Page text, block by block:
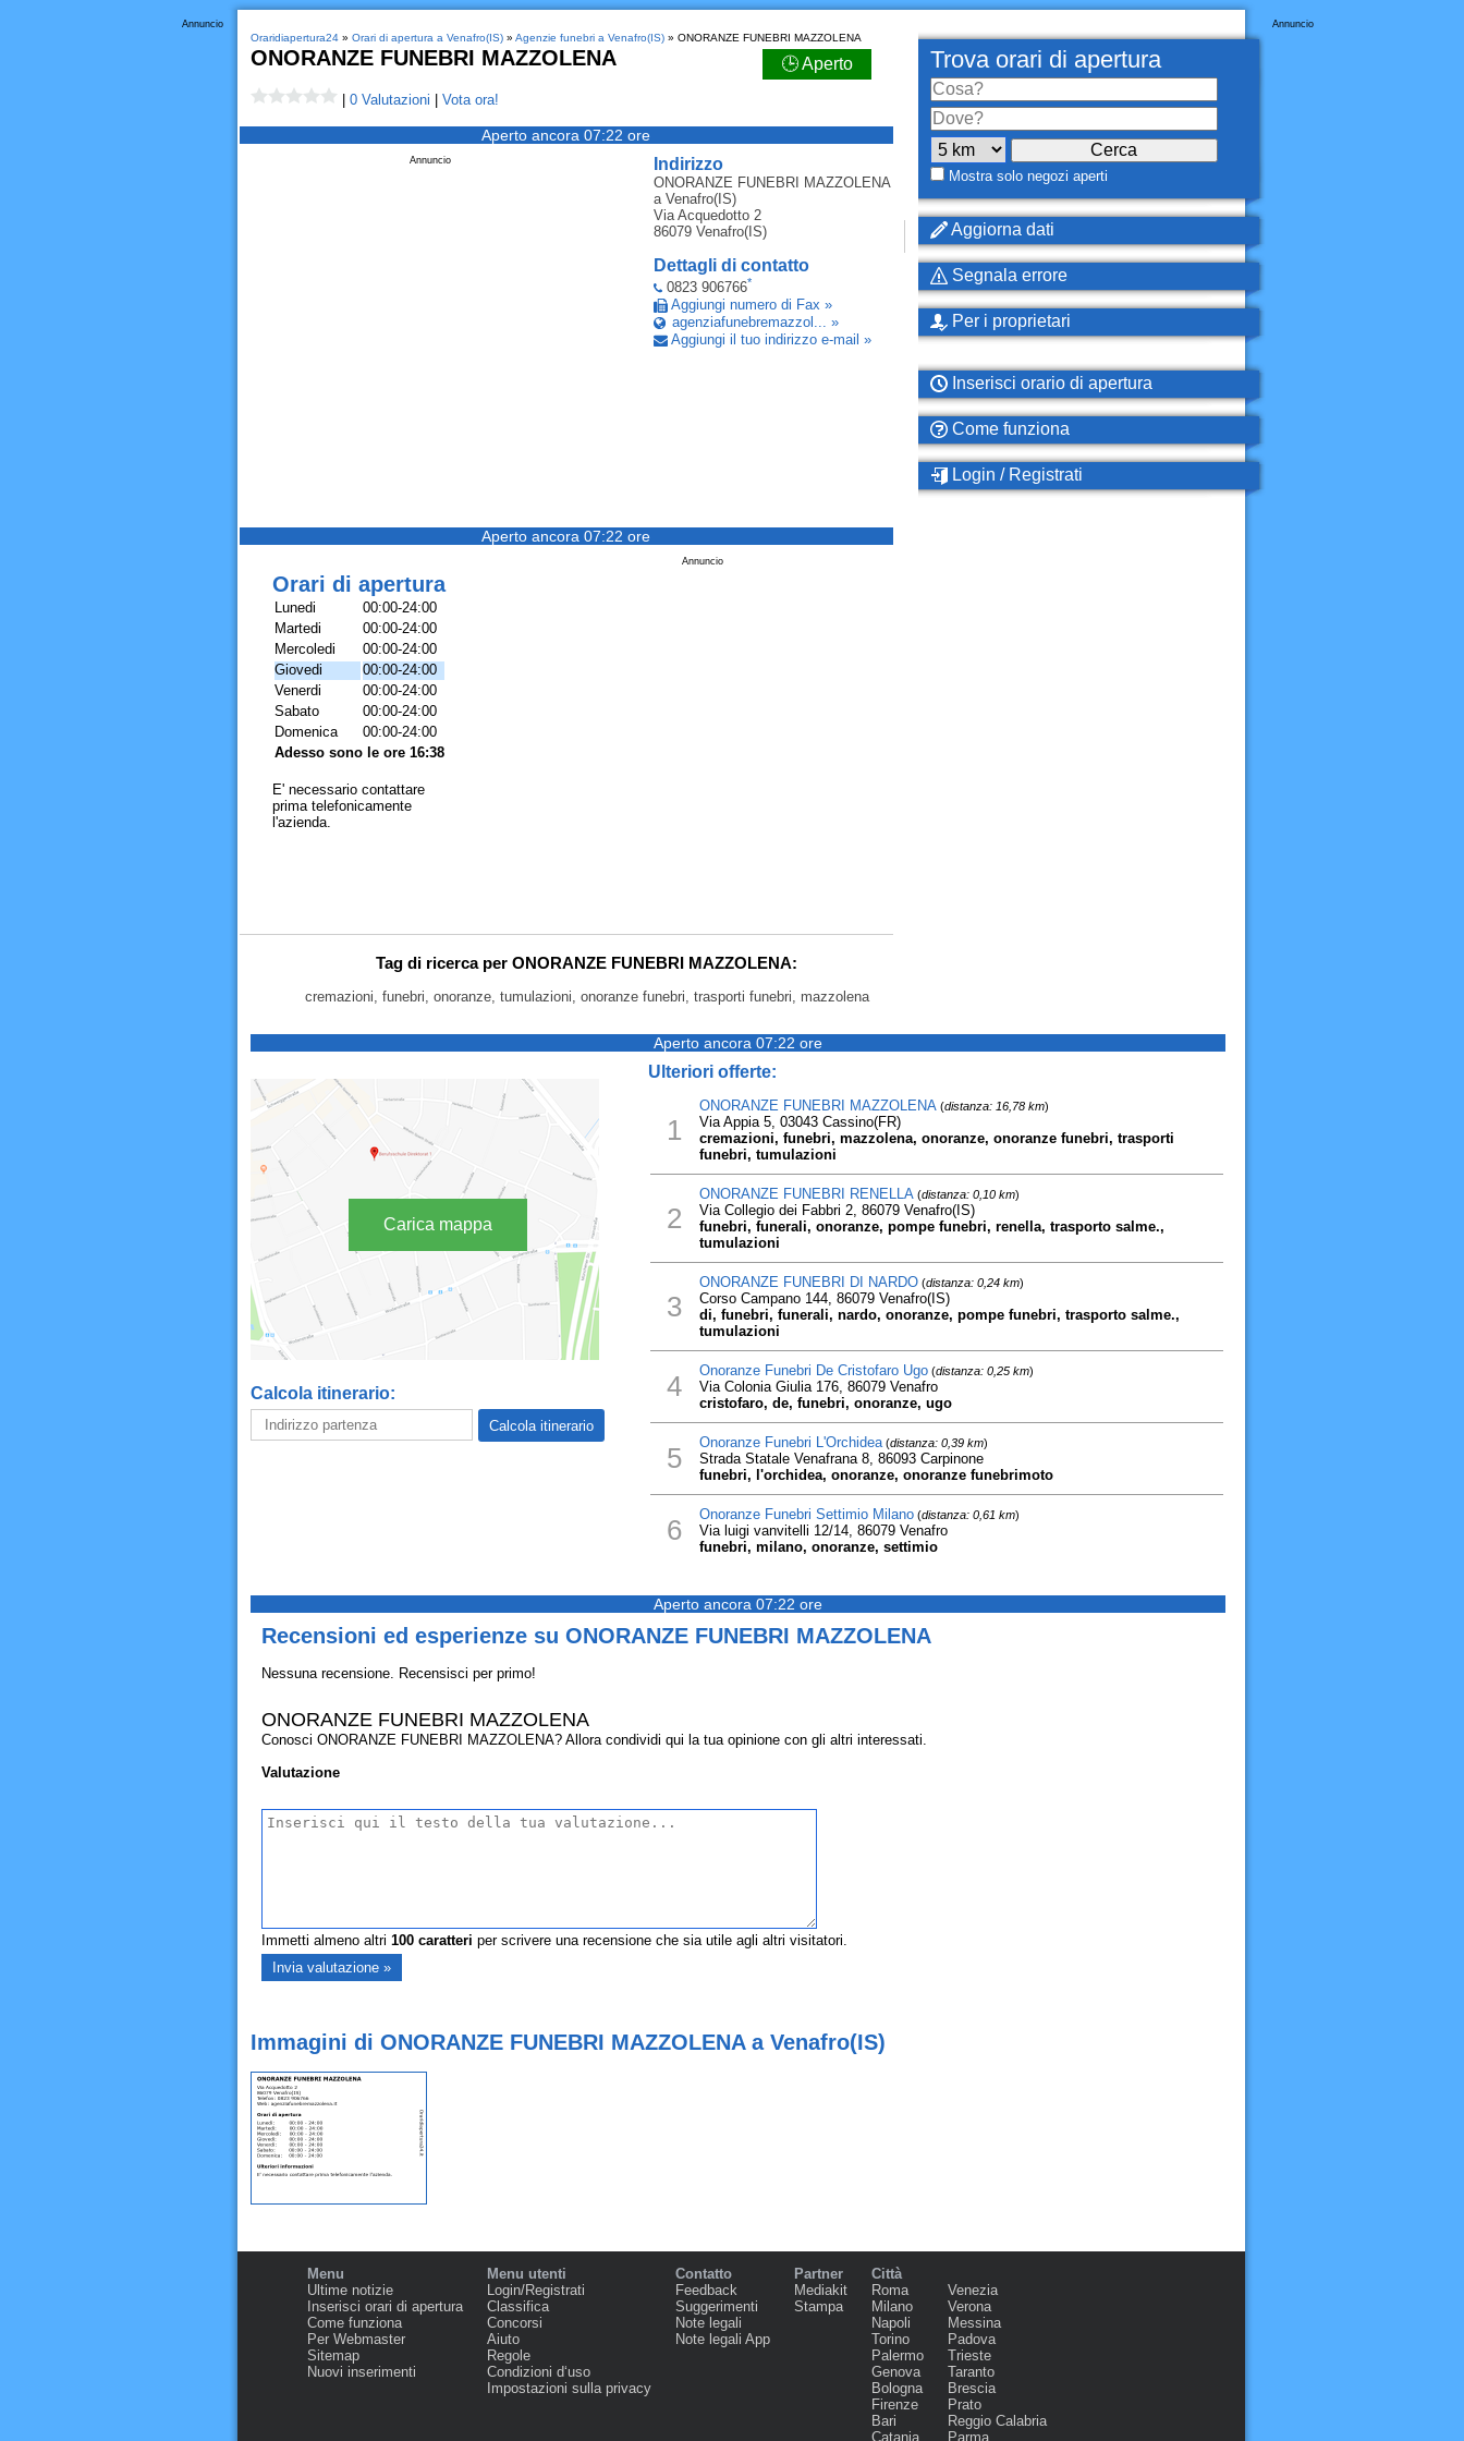
Annuncio
Oraridiapertura24» Orari di apertura a Venafro(IS)» Agenzie funebri a Venafro(IS)» ONORANZE FUNEBRI MAZZOLENA
ONORANZE FUNEBRI MAZZOLENA 🕒 Aperto
0 Valutazioni Vota ora!
Aperto ancora 07:22 ore
Indirizzo
ONORANZE FUNEBRI MAZZOLENA
a Venafro(IS)
Via Acquedotto 2
86079 Venafro(IS)
Dettagli di contatto
0823 906766*
Aggiungi numero di Fax »
agenziafunebremazzol... »
Aggiungi il tuo indirizzo e-mail »
Annuncio
Aperto ancora 07:22 ore
Annuncio
Orari di apertura
Lunedi
00:00-24:00
Martedi
00:00-24:00
Mercoledi
00:00-24:00
Giovedi
00:00-24:00
Venerdi
00:00-24:00
Sabato
00:00-24:00
Domenica
00:00-24:00
Adesso sono le ore 16:38
E' necessario contattare
prima telefonicamente
l'azienda.
Tag di ricerca per ONORANZE FUNEBRI MAZZOLENA:
cremazioni, funebri, onoranze, tumulazioni, onoranze funebri, trasporti funebri, mazzolena
Annuncio
Trova orari di apertura
Mostra solo negozi aperti
Aggiorna dati
Segnala errore
Per i proprietari
Inserisci orario di apertura
Come funziona
Login / Registrati
Aperto ancora 07:22 ore
Carica mappa
Calcola itinerario:
Ulteriori offerte:
1
ONORANZE FUNEBRI MAZZOLENA(distanza: 16,78 km)
Via Appia 5, 03043 Cassino(FR)
cremazioni, funebri, mazzolena, onoranze, onoranze funebri, trasporti
funebri, tumulazioni
2
ONORANZE FUNEBRI RENELLA(distanza: 0,10 km)
Via Collegio dei Fabbri 2, 86079 Venafro(IS)
funebri, funerali, onoranze, pompe funebri, renella, trasporto salme.,
tumulazioni
3
ONORANZE FUNEBRI DI NARDO(distanza: 0,24 km)
Corso Campano 144, 86079 Venafro(IS)
di, funebri, funerali, nardo, onoranze, pompe funebri, trasporto salme.,
tumulazioni
4 Onoranze Funebri De Cristofaro Ugo(distanza: 0,25 km)
Via Colonia Giulia 176, 86079 Venafro
cristofaro, de, funebri, onoranze, ugo
5 Onoranze Funebri L'Orchidea(distanza: 0,39 km)
Strada Statale Venafrana 8, 86093 Carpinone
funebri, l'orchidea, onoranze, onoranze funebrimoto
6 Onoranze Funebri Settimio Milano(distanza: 0,61 km)
Via luigi vanvitelli 12/14, 86079 Venafro
funebri, milano, onoranze, settimio
Aperto ancora 07:22 ore
Recensioni ed esperienze su ONORANZE FUNEBRI MAZZOLENA
Nessuna recensione. Recensisci per primo!
ONORANZE FUNEBRI MAZZOLENA
Conosci ONORANZE FUNEBRI MAZZOLENA? Allora condividi qui la tua opinione con gli altri interessati.
Valutazione
Immetti almeno altri 100caratteri per scrivere una recensione che sia utile agli altri visitatori.
Immagini di ONORANZE FUNEBRI MAZZOLENA a Venafro(IS)
Menu
Ultime notizie
Inserisci orari di apertura
Come funziona
Per Webmaster
Sitemap
Nuovi inserimenti
Menu utenti
Login/Registrati
Classifica
Concorsi
Aiuto
Regole
Condizioni d‘uso
Impostazioni sulla privacy
Contatto
Feedback
Suggerimenti
Note legali
Note legali App
Partner
Mediakit
Stampa
Città
Roma
Milano
Napoli
Torino
Palermo
Genova
Bologna
Firenze
Bari
Catania
Venezia
Verona
Messina
Padova
Trieste
Taranto
Brescia
Prato
Reggio Calabria
Parma